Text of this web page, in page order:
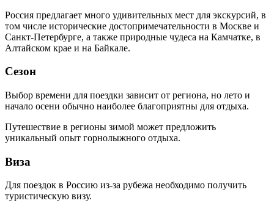
Россия предлагает много удивительных мест для экскурсий, в
том числе исторические достопримечательности в Москве и
Санкт-Петербурге, а также природные чудеса на Камчатке, в
Алтайском крае и на Байкале.
Сезон
Выбор времени для поездки зависит от региона, но лето и
начало осени обычно наиболее благоприятны для отдыха.
Путешествие в регионы зимой может предложить
уникальный опыт горнолыжного отдыха.
Виза
Для поездок в Россию из-за рубежа необходимо получить
туристическую визу.